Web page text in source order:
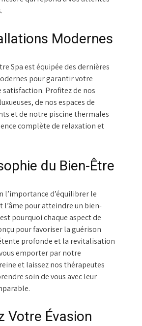
Modernes
Spa est équipée des dernières
pour garantir votre
Profitez de nos
de nos espaces de
et de notre piscine thermales
complète de relaxation et
du Bien-Être
l’importance d’équilibrer le
l’âme pour atteindre un bien-
pourquoi chaque aspect de
pour favoriser la guérison
profonde et la revitalisation
emporter par notre
et laissez nos thérapeutes
soin de vous avec leur
Votre Évasion